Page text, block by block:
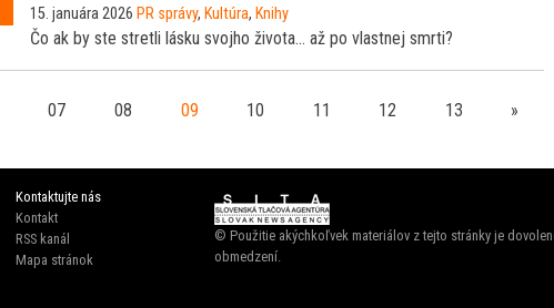
15. januára 2026 PR správy, Kultúra, Knihy
Čo ak by ste stretli lásku svojho života… až po vlastnej smrti?
07 08 09 10 11 12 13 »
Kontaktujte nás
Kontakt
RSS kanál
Mapa stránok
© Použitie akýchkoľvek materiálov z tejto stránky je
obmedzení.